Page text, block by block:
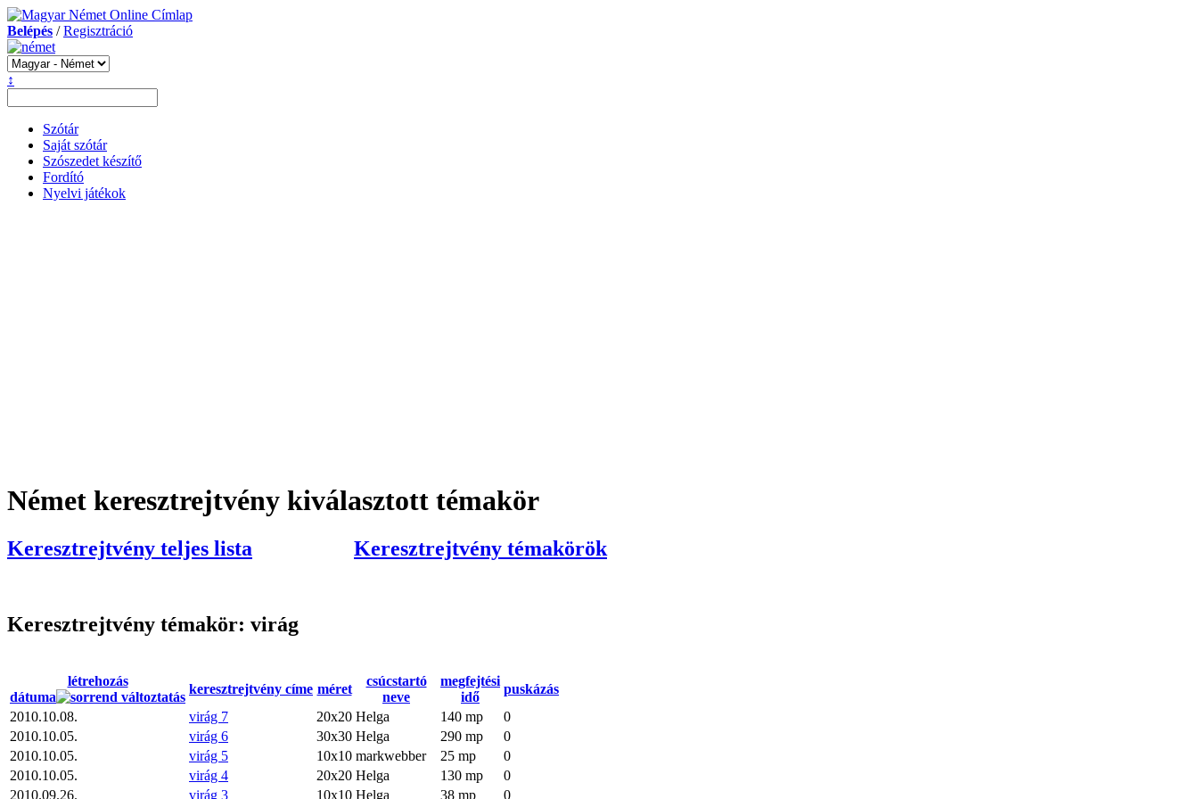
Belépés /Regisztráció
↕
Szótár
Saját szótár
Szószedet készítő
Fordító
Nyelvi játékok
Német keresztrejtvény kiválasztott témakör
Keresztrejtvény teljes lista Keresztrejtvény témakörök
Keresztrejtvény témakör: virág
létrehozás
dátuma
keresztrejtvény címe méret
csúcstartó
neve
megfejtési
idő
puskázás
2010.10.08.
virág 7 20x20 Helga 140 mp
0
2010.10.05.
virág 6 30x30 Helga 290 mp
0
2010.10.05.
virág 5 10x10 markwebber 25 mp
0
2010.10.05.
virág 4 20x20 Helga 130 mp
0
2010.09.26.
virág 3 10x10 Helga 38 mp 0